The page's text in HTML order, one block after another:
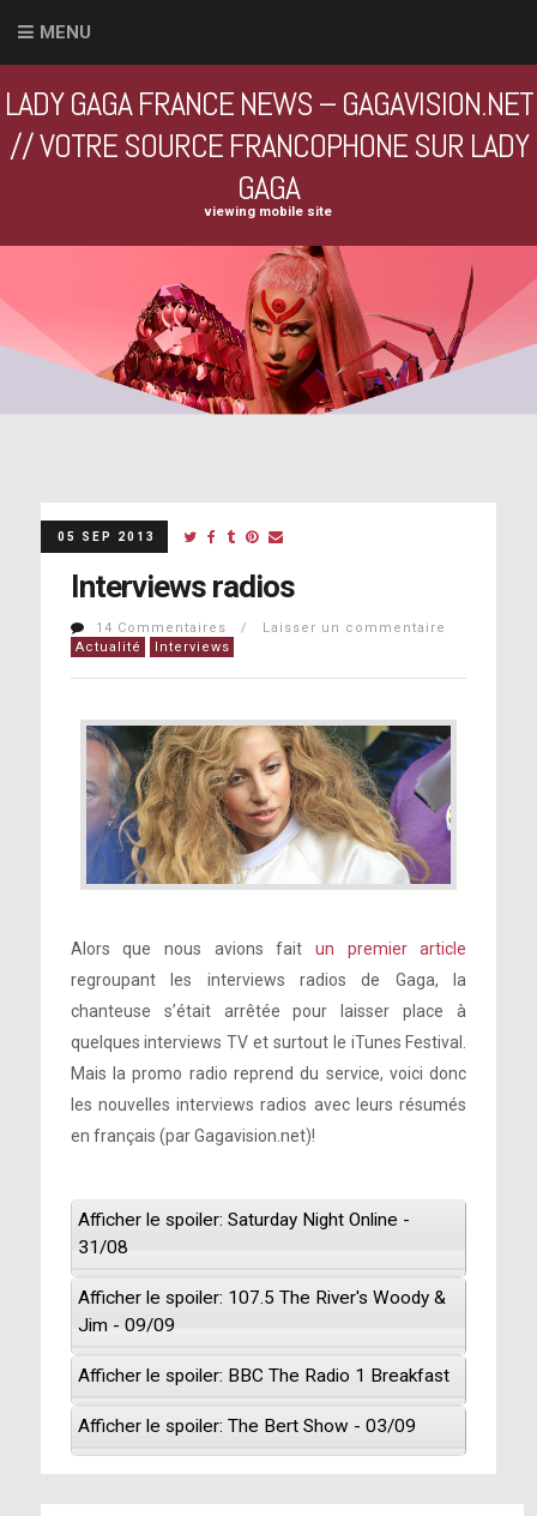
MENU
LADY GAGA FRANCE NEWS – GAGAVISION.NET
// VOTRE SOURCE FRANCOPHONE SUR LADY
GAGA
viewing mobile site
05 SEP 2013
Interviews radios
14 Commentaires / Laisser un commentaire
Actualité
Interviews
Alors que nous avions faitun premier article
regroupant les interviews radios de Gaga, la
chanteuse s’était arrêtée pour laisser place à
quelques interviews TV et surtout le iTunes Festival.
Mais la promo radio reprend du service, voici donc
les nouvelles interviews radios avec leurs résumés
en français (par Gagavision.net)!
Afficher le spoiler: Saturday Night Online -
31/08
Afficher le spoiler: 107.5 The River's Woody &
Jim - 09/09
Afficher le spoiler: BBC The Radio 1 Breakfast
Afficher le spoiler: The Bert Show - 03/09